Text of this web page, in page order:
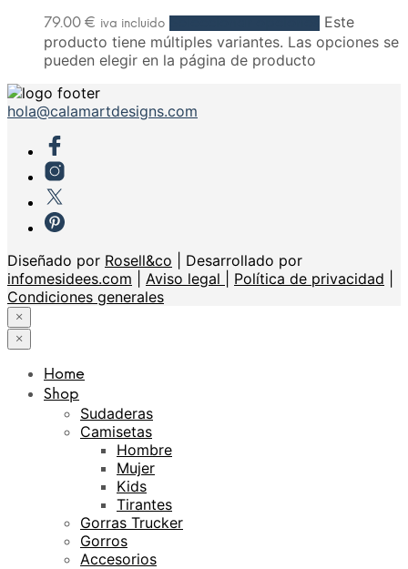
79.00 € iva incluido
Este
producto tiene múltiples variantes. Las opciones se
pueden elegir en la página de producto
hola@calamartdesigns.com
Diseñado por Rosell&co | Desarrollado por
infomesidees.com
Aviso legal Política de privacidad
Condiciones generales
×
×
Home
Shop
Sudaderas
Camisetas
Hombre
Mujer
Kids
Tirantes
Gorras Trucker
Gorros
Accesorios